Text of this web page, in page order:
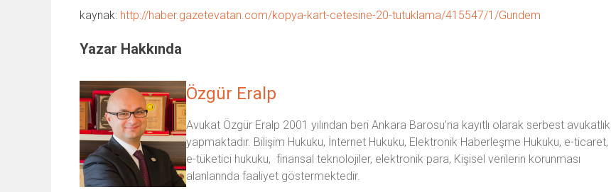
kaynak: http://haber.gazetevatan.com/kopya-kart-cetesine-20-tutuklama/415547/1/Gundem
Yazar Hakkında
Özgür Eralp
Avukat Özgür Eralp 2001 yılından beri Ankara Barosu’na kayıtlı olarak serbest avukatlık
yapmaktadır. Bilişim Hukuku, İnternet Hukuku, Elektronik Haberleşme Hukuku, e-ticaret,
e-tüketici hukuku, finansal teknolojiler, elektronik para, Kişisel verilerin korunması
alanlarında faaliyet göstermektedir.